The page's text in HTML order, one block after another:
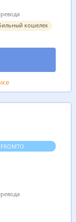
кошелек